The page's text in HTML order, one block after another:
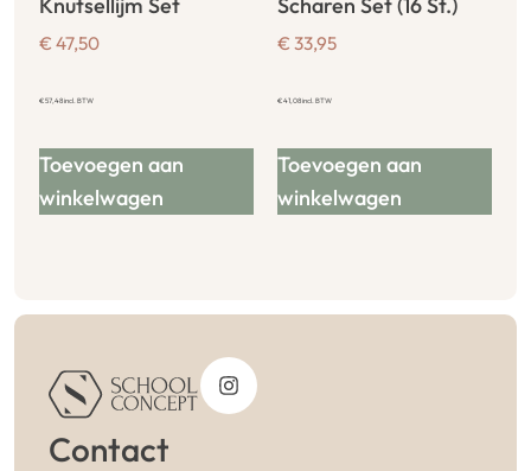
€ 47,50
€57,48incl. BTW
Toevoegen aan
winkelwagen
€ 33,95
€41,08incl. BTW
Toevoegen aan
winkelwagen
Contact